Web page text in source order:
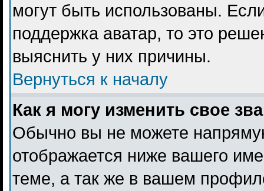
могут быть использованы.
поддержка аватар, то это
выяснить у них причины.
Вернуться к началу
Как я могу изменить свое
Обычно вы не можете
отображается ниже вашего
теме, а так же в вашем